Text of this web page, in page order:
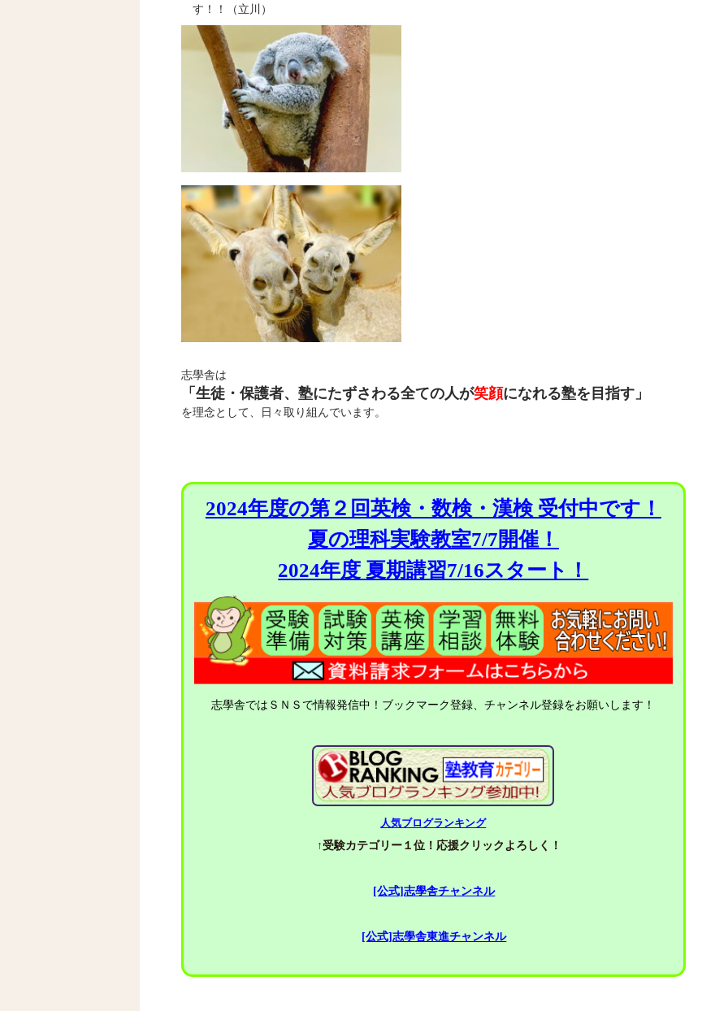
す！！（立川）
志學舎は
「生徒・保護者、塾にたずさわる全ての人が笑顔になれる塾を目指す」
を理念として、日々取り組んでいます。
2024年度の第２回英検・数検・漢検 受付中です！
夏の理科実験教室7/7開催！
2024年度 夏期講習7/16スタート！
志學舎ではＳＮＳで情報発信中！ブックマーク登録、チャンネル登録をお願いします！
人気ブログランキング
↑受験カテゴリー１位！応援クリックよろしく！
[公式]志學舎チャンネル
[公式]志學舎東進チャンネル